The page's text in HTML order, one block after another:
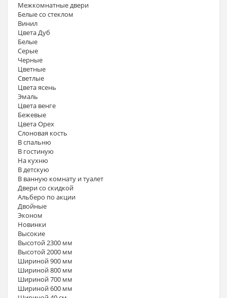
Межкомнатные двери
Белые со стеклом
Винил
Цвета Дуб
Белые
Серые
Черные
Цветные
Светлые
Цвета ясень
Эмаль
Цвета венге
Бежевые
Цвета Орех
Слоновая кость
В спальню
В гостиную
На кухню
В детскую
В ванную комнату и туалет
Двери со скидкой
Альберо по акции
Двойные
Эконом
Новинки
Высокие
Высотой 2300 мм
Высотой 2000 мм
Шириной 900 мм
Шириной 800 мм
Шириной 700 мм
Шириной 600 мм